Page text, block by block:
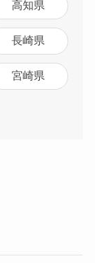
高知県
長崎県
宮崎県